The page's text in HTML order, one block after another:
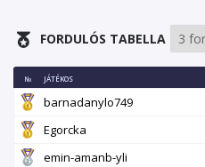
FORDULÓS TABELLA
№ JÁTÉKOS
barnadanylo749
Egorcka
emin-amanb-yli